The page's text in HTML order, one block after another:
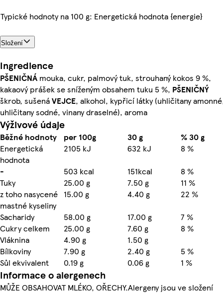
Typické hodnoty na 100 g: Energetická hodnota {energie}
Složení
Ingredience
PŠENIČNÁ mouka, cukr, palmový tuk, strouhaný kokos 9 %,
kakaový prášek se sníženým obsahem tuku 5 %, PŠENIČNÝ
škrob, sušenáVEJCE, alkohol, kypřicí látky (uhličitany
uhličitany sodné, vinany draselné), aroma
Výživové údaje
Běžné hodnoty per 100g 30 g
% 30 g
Energetická
hodnota
2105 kJ 632 kJ
8 %
-
503 kcal 151kcal
8 %
Tuky
25.00 g 7.50 g
11 %
z toho nasycené
mastné kyseliny
15.00 g 4.40 g
22 %
Sacharidy
58.00 g 17.00 g
7 %
Cukry celkem
25.00 g 7.60 g
8 %
Vláknina
4.90 g
1.50 g
Bílkoviny
7.90 g 2.40 g
5 %
Sůl ekvivalent
0.19 g 0.06 g 1 %
Informace o alergenech
MŮŽE OBSAHOVAT MLÉKO, OŘECHY.Alergeny jsou ve složení